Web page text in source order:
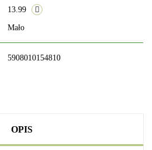
13.99
Mało
5908010154810
OPIS